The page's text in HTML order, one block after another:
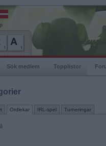
Sök medlem Topplistor
Ordlekar IRL-spel Turneringar